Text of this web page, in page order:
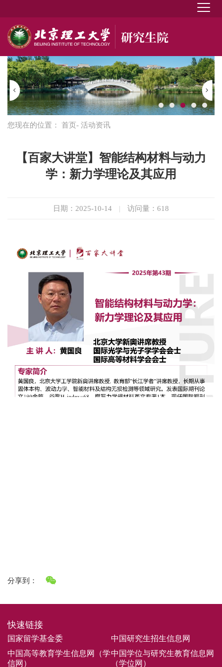
您现在的位置： 首页- 活动资讯
【百家大讲堂】智能结构材料与动力
学：新力学理论及其应用
日期：2025-10-14 | 访问量： 618
分享到：
快速链接
国家留学基金委
中国研究生招生信息网
中国高等教育学生信息网（学
信网）
中国学位与研究生教育信息网
（学位网）